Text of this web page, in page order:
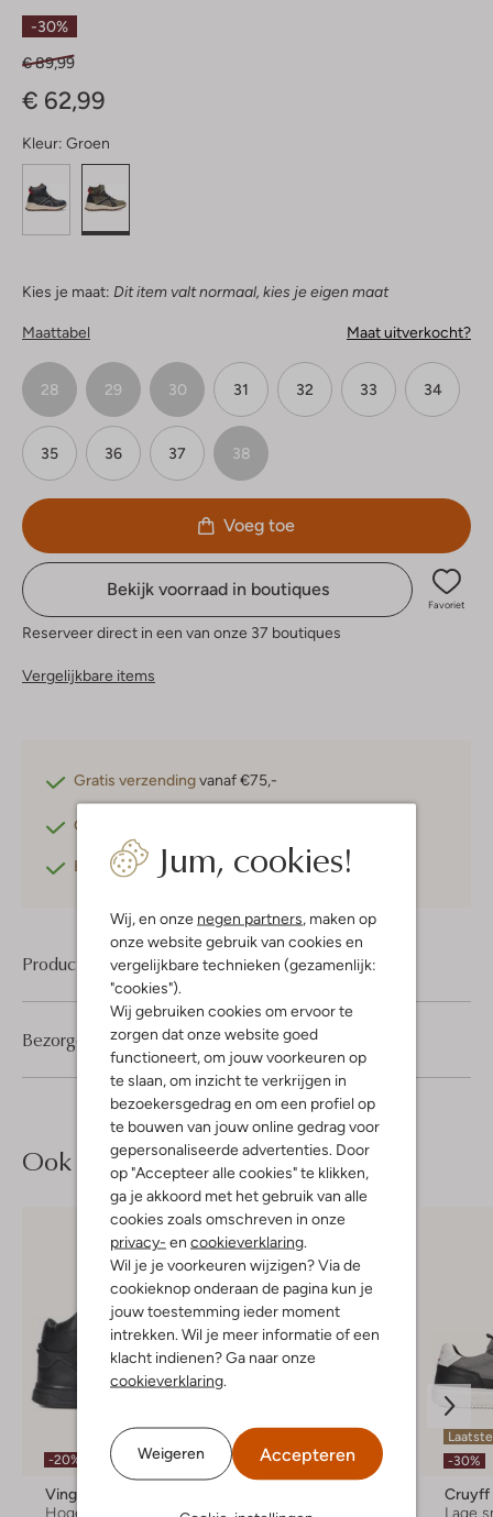
Jum, cookies!
Wij, en onze negen partners , maken op
onze website gebruik van cookies en
vergelijkbare technieken (gezamenlijk:
"cookies").
Wij gebruiken cookies om ervoor te
zorgen dat onze website goed
functioneert, om jouw voorkeuren op
te slaan, om inzicht te verkrijgen in
bezoekersgedrag en om een profiel op
te bouwen van jouw online gedrag voor
gepersonaliseerde advertenties. Door
op "Accepteer alle cookies" te klikken,
ga je akkoord met het gebruik van alle
cookies zoals omschreven in onze
privacy- en cookieverklaring
Wil je je voorkeuren wijzigen? Via de
cookieknop onderaan de pagina kun je
jouw toestemming ieder moment
intrekken. Wil je meer informatie of een
klacht indienen? Ga naar onze
cookieverklaring
Weigeren Accepteren
-30%
€ 89,99
€ 62,99
Kleur: Groen
Kies je maat: Dit item valt normaal, kies je eigen maat
Maattabel Maat uitverkocht?
28 29 30 31 32 33 34
35 36 37 38
Voeg toe
Bekijk voorraad in boutiques
Favoriet
Reserveer direct in een van onze 37 boutiques
Vergelijkbare items
Gratis verzendingvanaf €75,-
Gratis retourneren
Betaal achterafmet Klarna
Product informatie
Bezorgen & retourneren
Ook iets voor jou?
-20%
Vingino
Hoge sneakers
-30%
Hoge sneakers
-30%
Cruyff
Lage